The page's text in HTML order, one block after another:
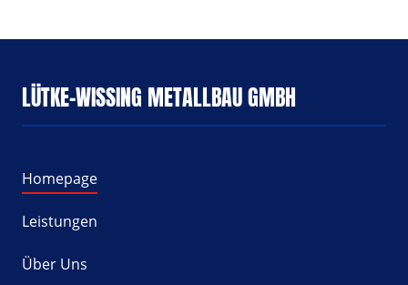
LÜTKE-WISSING METALLBAU GMBH
Homepage
Leistungen
Über Uns